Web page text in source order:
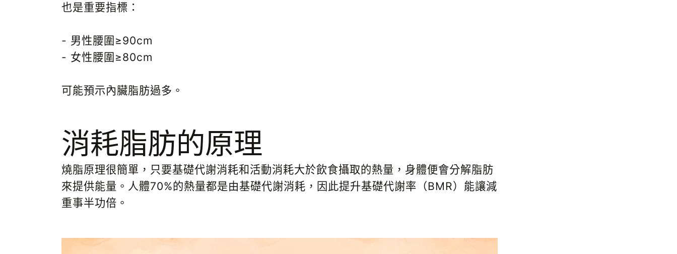
也是重要指標：
- 男性腰圍≥90cm
- 女性腰圍≥80cm
可能預示內臟脂肪過多。
消耗脂肪的原理
燒脂原理很簡單，只要基礎代謝消耗和活動消耗大於飲食攝取的熱量，身體便會分解脂肪
來提供能量。人體70%的熱量都是由基礎代謝消耗，因此提升基礎代謝率（BMR）能讓減
重事半功倍。